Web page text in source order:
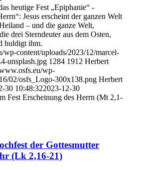
heutige Fest „Epiphanie“ -
Jesus erscheint der ganzen Welt
– und die ganze Welt,
drei Sterndeuter aus dem Osten,
huldigt ihm.
wp-content/uploads/2023/12/marcel-
unsplash.jpg 1284 1912 Herbert
wp-
02/osfs_Logo-300x138.png Herbert
30 10:48:322023-12-30
Fest Erscheinung des Herrn (Mt 2,1-
der Gottesmutter
(Lk 2,16-21)